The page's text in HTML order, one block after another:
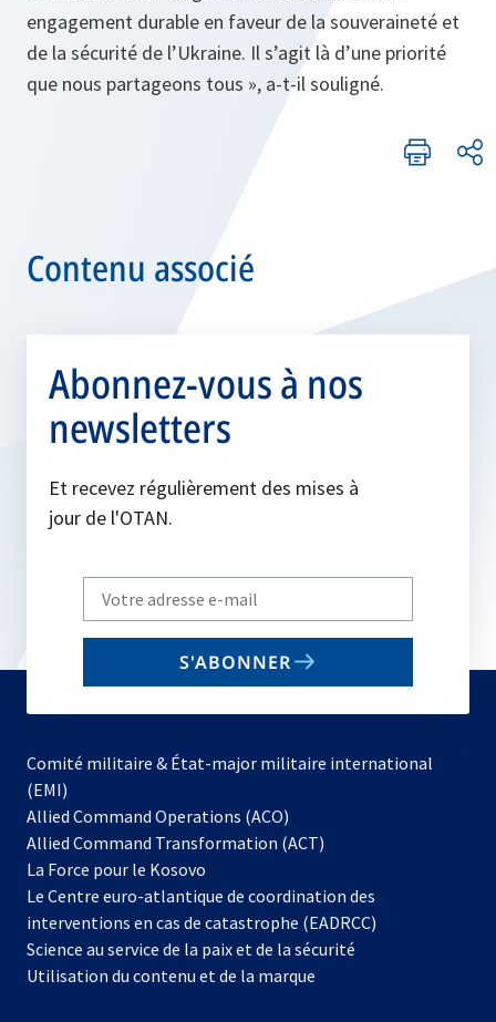
engagement durable en faveur de la souveraineté et
de la sécurité de l’Ukraine. Il s’agit là d’une priorité
que nous partageons tous », a-t-il souligné.
Contenu associé
Abonnez-vous à nos
newsletters
Et recevez régulièrement des mises à
jour de l'OTAN.
Write
your
email
S'ABONNER
Comité militaire & État-major militaire international
(EMI)
Allied Command Operations (ACO)
dans
nouvel
onglet
Allied Command Transformation (ACT)
La Force pour le Kosovo
dans
un
nouvel
onglet
Le Centre euro-atlantique de coordination des
interventions en cas de catastrophe (EADRCC)
Science au service de la paix et de la sécurité
Utilisation du contenu et de la marque